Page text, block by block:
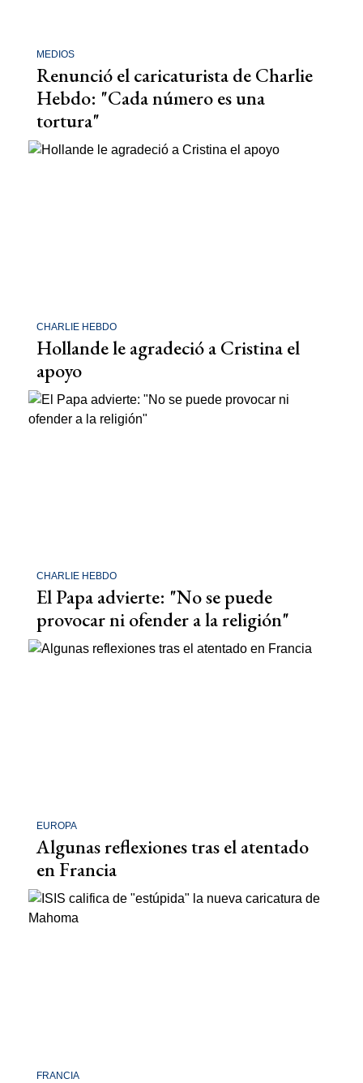
MEDIOS
Renunció el caricaturista de Charlie
Hebdo: "Cada número es una
tortura"
CHARLIE HEBDO
Hollande le agradeció a Cristina el
apoyo
CHARLIE HEBDO
El Papa advierte: "No se puede
provocar ni ofender a la religión"
EUROPA
Algunas reflexiones tras el atentado
en Francia
FRANCIA